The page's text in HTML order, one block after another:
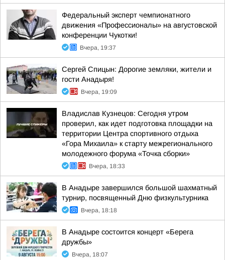
Федеральный эксперт чемпионатного
движения «Профессионалы» на августовской
конференции Чукотки!
Вчера, 19:37
Сергей Спицын: Дорогие земляки, жители и
гости Анадыря!
Вчера, 19:09
Владислав Кузнецов: Сегодня утром
проверил, как идет подготовка площадки на
территории Центра спортивного отдыха
«Гора Михаила» к старту межрегионального
молодежного форума «Точка сборки»
Вчера, 18:33
В Анадыре завершился большой шахматный
турнир, посвященный Дню физкультурника
Вчера, 18:18
В Анадыре состоится концерт «Берега
дружбы»
Вчера, 18:07